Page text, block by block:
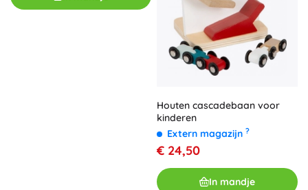
Houten cascadebaan voor
kinderen
Extern magazijn ?
€ 24,50
In mandje